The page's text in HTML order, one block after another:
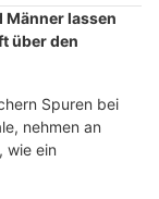
Männer lassen
über den
Spuren bei
nehmen an
wie ein